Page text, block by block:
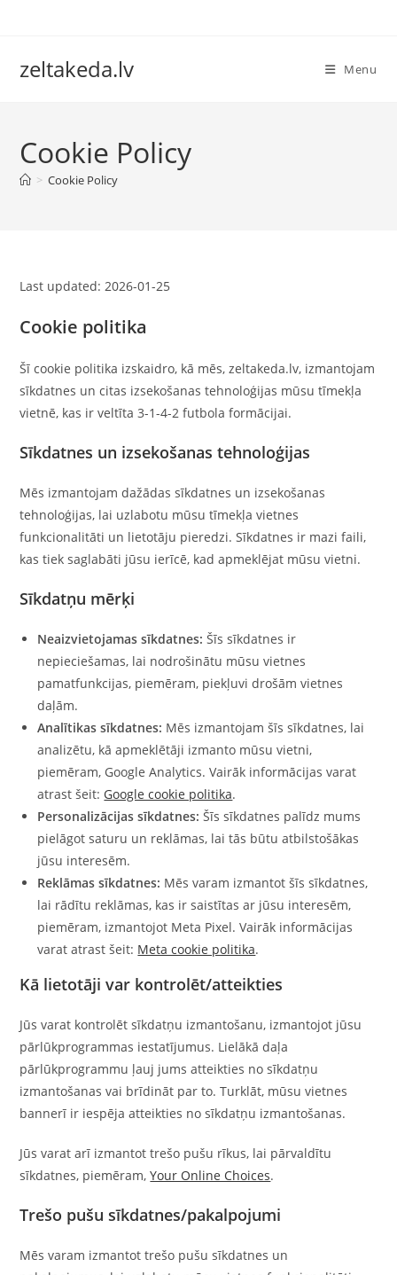
zeltakeda.lv Menu
Cookie Policy
> Cookie Policy
Last updated: 2026-01-25
Cookie politika
Šī cookie politika izskaidro, kā mēs, zeltakeda.lv, izmantojam
sīkdatnes un citas izsekošanas tehnoloģijas mūsu tīmekļa
vietnē, kas ir veltīta 3-1-4-2 futbola formācijai.
Sīkdatnes un izsekošanas tehnoloģijas
Mēs izmantojam dažādas sīkdatnes un izsekošanas
tehnoloģijas, lai uzlabotu mūsu tīmekļa vietnes
funkcionalitāti un lietotāju pieredzi. Sīkdatnes ir mazi faili,
kas tiek saglabāti jūsu ierīcē, kad apmeklējat mūsu vietni.
Sīkdatņu mērķi
Neaizvietojamas sīkdatnes: Šīs sīkdatnes ir
nepieciešamas, lai nodrošinātu mūsu vietnes
pamatfunkcijas, piemēram, piekļuvi drošām vietnes
daļām.
Analītikas sīkdatnes: Mēs izmantojam šīs sīkdatnes, lai
analizētu, kā apmeklētāji izmanto mūsu vietni,
piemēram, Google Analytics. Vairāk informācijas varat
atrast šeit: Google cookie politika.
Personalizācijas sīkdatnes: Šīs sīkdatnes palīdz mums
pielāgot saturu un reklāmas, lai tās būtu atbilstošākas
jūsu interesēm.
Reklāmas sīkdatnes: Mēs varam izmantot šīs sīkdatnes,
lai rādītu reklāmas, kas ir saistītas ar jūsu interesēm,
piemēram, izmantojot Meta Pixel. Vairāk informācijas
varat atrast šeit: Meta cookie politika.
Kā lietotāji var kontrolēt/atteikties
Jūs varat kontrolēt sīkdatņu izmantošanu, izmantojot jūsu
pārlūkprogrammas iestatījumus. Lielākā daļa
pārlūkprogrammu ļauj jums atteikties no sīkdatņu
izmantošanas vai brīdināt par to. Turklāt, mūsu vietnes
bannerī ir iespēja atteikties no sīkdatņu izmantošanas.
Jūs varat arī izmantot trešo pušu rīkus, lai pārvaldītu
sīkdatnes, piemēram,Your Online Choices.
Trešo pušu sīkdatnes/pakalpojumi
Mēs varam izmantot trešo pušu sīkdatnes un